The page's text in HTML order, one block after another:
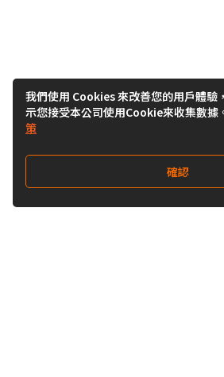
我們使用 Cookies 來改善您的用戶體驗
示您接受本公司使用Cookie來收集數據
策
確認